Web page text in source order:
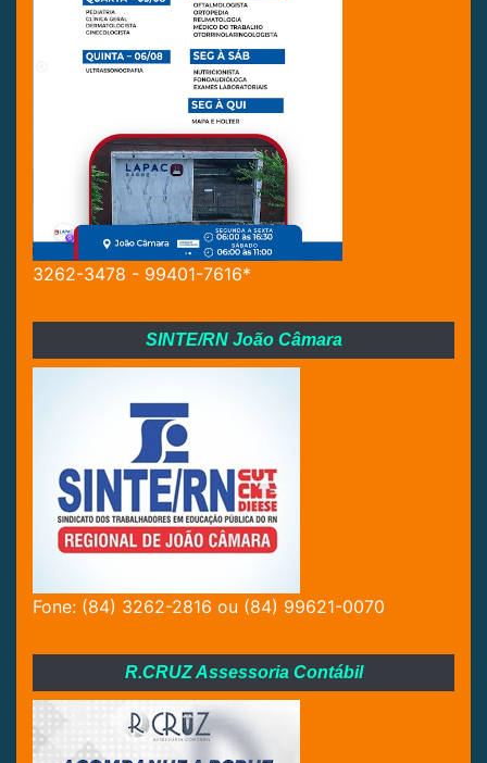
3262-3478 - 99401-7616*
SINTE/RN João Câmara
Fone: (84) 3262-2816 ou (84) 99621-0070
R.CRUZ Assessoria Contábil